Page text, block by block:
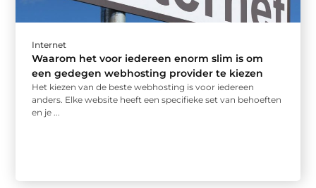
Internet
Waarom het voor iedereen enorm slim is om
een gedegen webhosting provider te kiezen
Het kiezen van de beste webhosting is voor iedereen
anders. Elke website heeft een specifieke set van behoeften
en je ...